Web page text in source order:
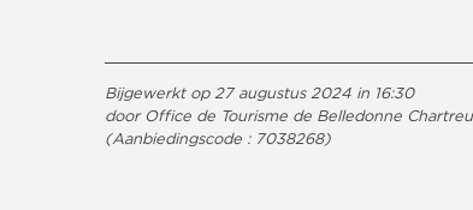
Bijgewerkt op 27 augustus 2024 in 16:30
door Office de Tourisme de Belledonne
(Aanbiedingscode : 7038268)